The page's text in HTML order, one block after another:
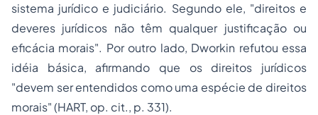
sistema jurídico e judiciário. Segundo ele, "direitos e
deveres jurídicos não têm qualquer justificação ou
eficácia morais". Por outro lado, Dworkin refutou essa
idéia básica, afirmando que os direitos jurídicos
"devem ser entendidos como uma espécie de direitos
morais" (HART, op. cit., p. 331).